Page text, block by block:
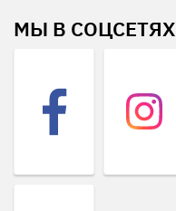
МЫ В СОЦСЕТЯХ